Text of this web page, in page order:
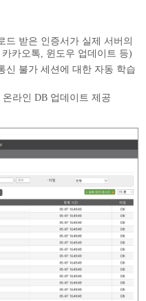
드 받은 인증서가 실제 서버의
카오톡, 윈도우 업데이트 등)
신 불가 세션에 대한 자동 학습
라인 DB 업데이트 제공